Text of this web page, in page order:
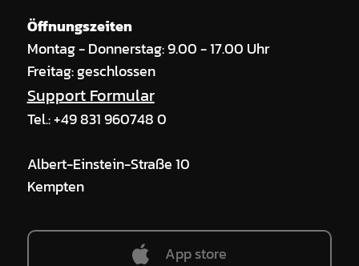
Öffnungszeiten
Montag - Donnerstag: 9.00 - 17.00 Uhr
Freitag: geschlossen
Support Formular
Tel.: +49 831 960748 0
Albert-Einstein-Straße 10
Kempten
App store